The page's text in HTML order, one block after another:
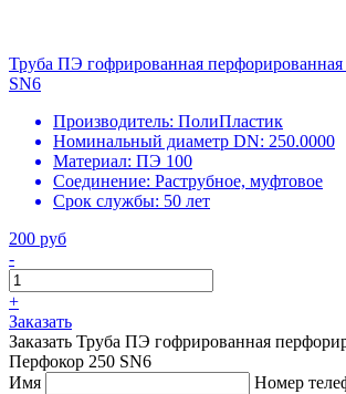
Труба ПЭ гофрированная
SN6
Производитель: ПолиПластик
Номинальный диаметр DN: 250.0000
Материал: ПЭ 100
Соединение: Раструбное, муфтовое
Срок службы: 50 лет
200 руб
-
+
Заказать
Заказать Труба ПЭ гофрированная
Перфокор 250 SN6
Имя
Номер